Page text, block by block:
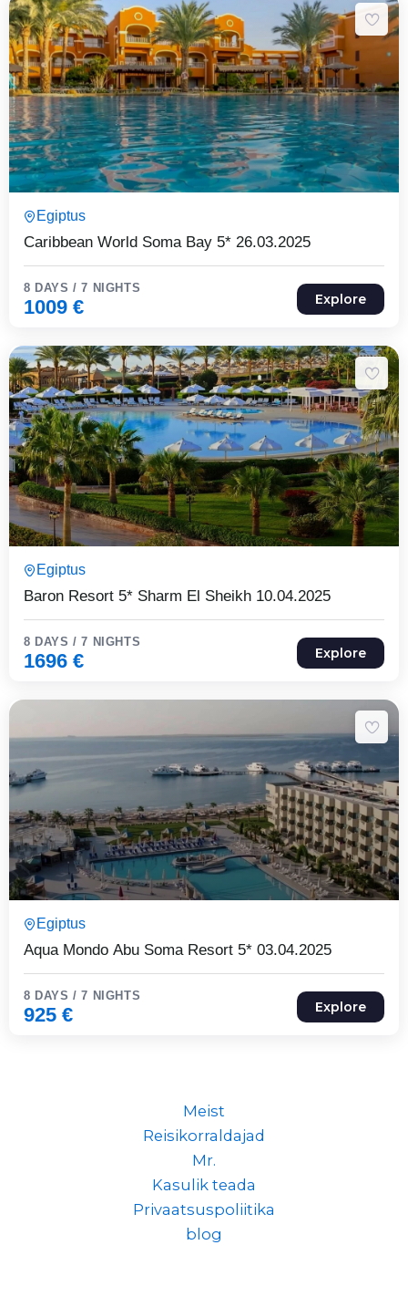
Egiptus
Caribbean World Soma Bay 5* 26.03.2025
8 DAYS / 7 NIGHTS
1009 € Explore
Egiptus
Baron Resort 5* Sharm El Sheikh 10.04.2025
8 DAYS / 7 NIGHTS
1696 € Explore
Egiptus
Aqua Mondo Abu Soma Resort 5* 03.04.2025
8 DAYS / 7 NIGHTS
925 € Explore
Meist
Reisikorraldajad
Mr.
Kasulik teada
Privaatsuspoliitika
blog